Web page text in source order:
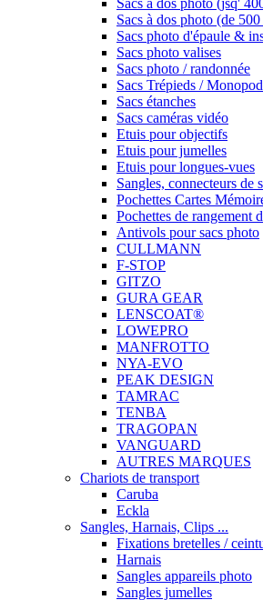
Sacs à dos photo (jsq'
Sacs à dos photo (de
Sacs photo d'épaule &
Sacs photo valises
Sacs photo / randonnée
Sacs Trépieds /
Sacs étanches
Sacs caméras vidéo
Etuis pour objectifs
Etuis pour jumelles
Etuis pour longues-vues
Sangles, connecteurs de
Pochettes Cartes
Pochettes de rangement
Antivols pour sacs photo
CULLMANN
F-STOP
GITZO
GURA GEAR
LENSCOAT®
LOWEPRO
MANFROTTO
NYA-EVO
PEAK DESIGN
TAMRAC
TENBA
TRAGOPAN
VANGUARD
AUTRES MARQUES
Chariots de transport
Caruba
Eckla
Sangles, Harnais, Clips ...
Fixations bretelles /
Harnais
Sangles appareils photo
Sangles jumelles